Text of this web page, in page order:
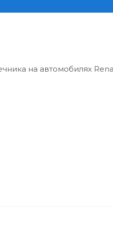
на автомобилях